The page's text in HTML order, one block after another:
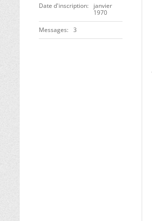
Date d'inscription
janvier
1970
Messages 3